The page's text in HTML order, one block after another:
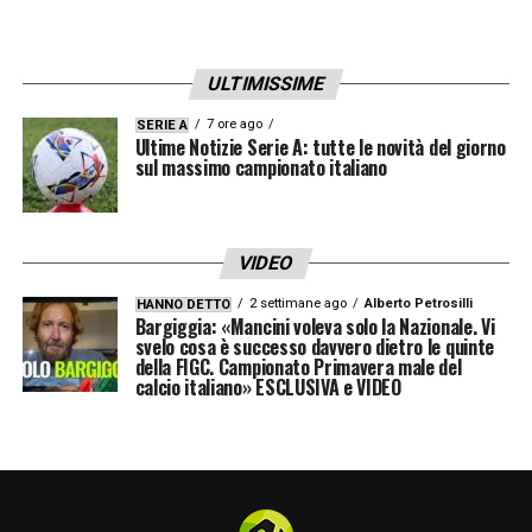
LA PLAYLIST DELLE NOSTRE TOP NEWS
ULTIMISSIME
SERIE A 7 ore ago
Ultime Notizie Serie A: tutte le novità del giorno
sul massimo campionato italiano
VIDEO
HANNO DETTO 2 settimane ago Alberto Petrosilli
Bargiggia: «Mancini voleva solo la Nazionale. Vi
svelo cosa è successo davvero dietro le quinte
della FIGC. Campionato Primavera male del
calcio italiano» ESCLUSIVA e VIDEO